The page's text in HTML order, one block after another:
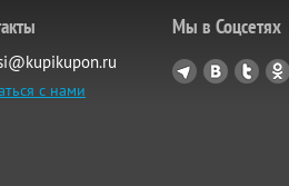
с нами
Мы в Соцсетях